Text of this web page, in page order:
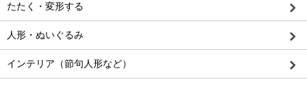
たたく・変形する
人形・ぬいぐるみ
インテリア（節句人形など）